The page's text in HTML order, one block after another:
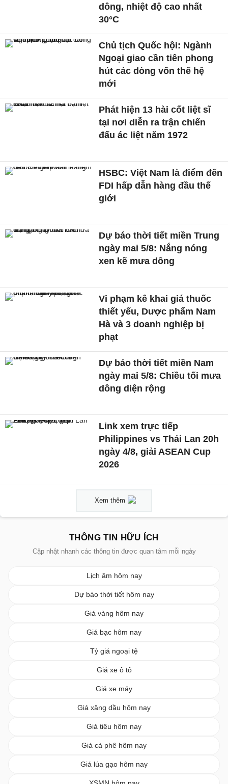
dông, nhiệt độ cao nhất
30°C
Chủ tịch Quốc hội: Ngành
Ngoại giao cần tiên phong
hút các dòng vốn thế hệ
mới
Phát hiện 13 hài cốt liệt sĩ
tại nơi diễn ra trận chiến
đấu ác liệt năm 1972
HSBC: Việt Nam là điểm đến
FDI hấp dẫn hàng đầu thế
giới
Dự báo thời tiết miền Trung
ngày mai 5/8: Nắng nóng
xen kẽ mưa dông
Vi phạm kê khai giá thuốc
thiết yếu, Dược phẩm Nam
Hà và 3 doanh nghiệp bị
phạt
Dự báo thời tiết miền Nam
ngày mai 5/8: Chiều tối mưa
dông diện rộng
Link xem trực tiếp
Philippines vs Thái Lan 20h
ngày 4/8, giải ASEAN Cup
2026
Xem thêm
THÔNG TIN HỮU ÍCH
Cập nhật nhanh các thông tin được quan tâm mỗi ngày
Lịch âm hôm nay
Dự báo thời tiết hôm nay
Giá vàng hôm nay
Giá bạc hôm nay
Tỷ giá ngoại tệ
Giá xe ô tô
Giá xe máy
Giá xăng dầu hôm nay
Giá tiêu hôm nay
Giá cà phê hôm nay
Giá lúa gạo hôm nay